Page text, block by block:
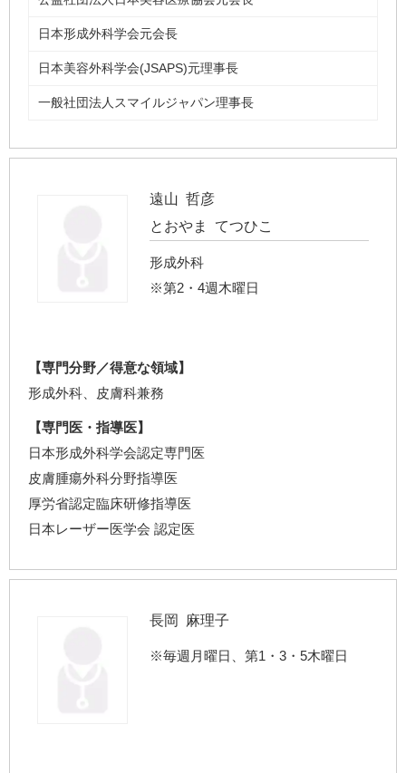
日本形成外科学会元会長
日本美容外科学会(JSAPS)元理事長
一般社団法人スマイルジャパン理事長
遠山 哲彦
とおやま てつひこ
形成外科
※第2・4週木曜日
【専門分野／得意な領域】
形成外科、皮膚科兼務
【専門医・指導医】
日本形成外科学会認定専門医
皮膚腫瘍外科分野指導医
厚労省認定臨床研修指導医
日本レーザー医学会 認定医
長岡 麻理子
※毎週月曜日、第1・3・5木曜日